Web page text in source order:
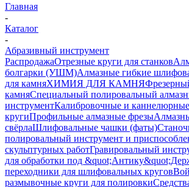
Главная
-
Каталог
-
Абразивный инструмент
РаспродажаОтрезные круги для станков
болгарки (УШМ)Алмазные гибкие
для камняХИМИЯ ДЛЯ КАМНЯ
камняСпециальный полировальный
инструментКалибровочные и каннелюрные
кругиПрофильные алмазные фрезы
свёрлаШлифовальные чашки (фаты)
полировальный инструмент и
скульптурных работГравировальный
для обработки под &quot;Антику&quot;
переходники для шлифовальных кругов
размывочные круги для полировки